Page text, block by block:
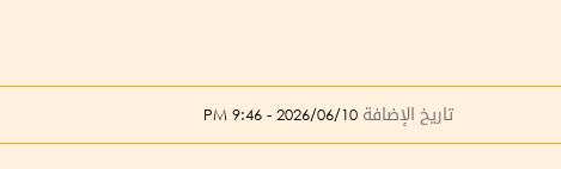
تاريخ الإضافة 2026/06/10 - 9:46 PM